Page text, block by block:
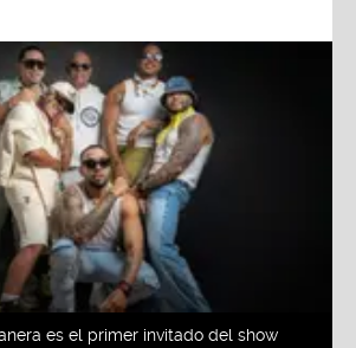
es el primer invitado del show
la tele al estadio¨